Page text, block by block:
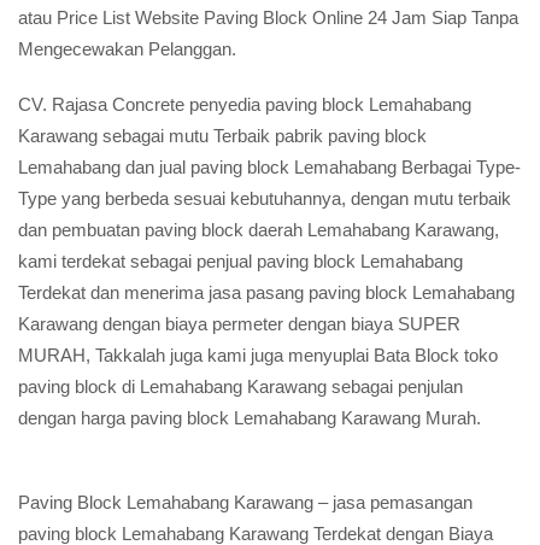
atau Price List Website Paving Block Online 24 Jam Siap Tanpa
Mengecewakan Pelanggan.
CV. Rajasa Concrete penyedia paving block Lemahabang
Karawang sebagai mutu Terbaik pabrik paving block
Lemahabang dan jual paving block Lemahabang Berbagai Type-
Type yang berbeda sesuai kebutuhannya, dengan mutu terbaik
dan pembuatan paving block daerah Lemahabang Karawang,
kami terdekat sebagai penjual paving block Lemahabang
Terdekat dan menerima jasa pasang paving block Lemahabang
Karawang dengan biaya permeter dengan biaya SUPER
MURAH, Takkalah juga kami juga menyuplai Bata Block toko
paving block di Lemahabang Karawang sebagai penjulan
dengan harga paving block Lemahabang Karawang Murah.
Paving Block Lemahabang Karawang – jasa pemasangan
paving block Lemahabang Karawang Terdekat dengan Biaya